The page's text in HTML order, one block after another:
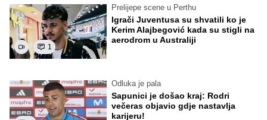
1
Prelijepe scene u Perthu
Igrači Juventusa su shvatili ko je
Kerim Alajbegović kada su stigli na
aerodrom u Australiji
Odluka je pala
Sapunici je došao kraj: Rodri
večeras objavio gdje nastavlja
karijeru!